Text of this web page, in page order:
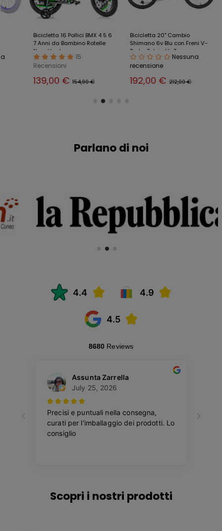
Bicicletta 16 Pollici BMX 4 5 6
7 Anni da Bambino Rotelle
Nero Verde
15
Recensioni
139,00 €154,90 €
Bicicletta 20" Cambio
Shimano 6v Blu con Freni V-
Brake Telaio Hi-Ten
Nessuna
recensione
192,00 €212,00 €
Parlano di noi
Scopri i nostri prodotti